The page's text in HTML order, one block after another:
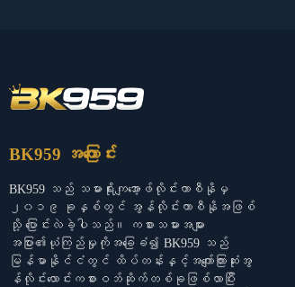
BK959 အကြောင်း
BK959 သည် သမားရိုးကျအော့ဖ်လိုင်းကာစီနိုမှ
၂၀၁၉ ခုနှစ်တွင် အွန်လိုင်းကာစီနိုအဖြစ်
သို့ ပြောင်းလဲခဲ့ပါသည်။ ကစားသမားအများ
အပြား၏ယုံကြည်မှုကိုအခြေခံ၍ BK959 သည်
မြန်မာနိုင်ငံတွင် ထိပ်တန်းနှင့်အကျော်ကြားဆုံးအွ
န်လိုင်းလောင်းကစားဝဘ်ဆိုက်တစ်ခုဖြစ်လာပြီး